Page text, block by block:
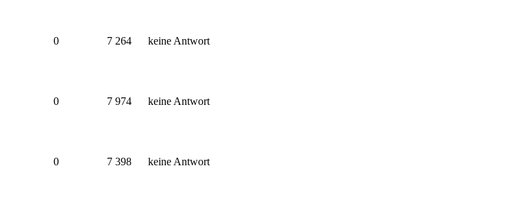
0 7 264 keine Antwort
0 7 974 keine Antwort
0 7 398 keine Antwort